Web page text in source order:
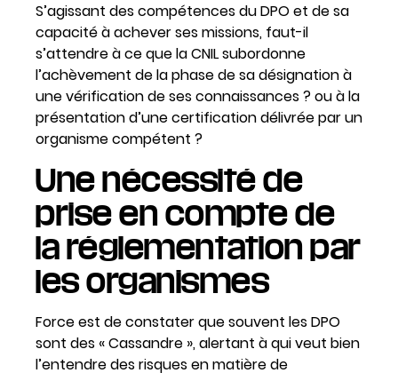
S’agissant des compétences du DPO et de sa
capacité à achever ses missions, faut-il
s’attendre à ce que la CNIL subordonne
l’achèvement de la phase de sa désignation à
une vérification de ses connaissances ? ou à la
présentation d’une certification délivrée par un
organisme compétent ?
Une nécessité de
prise en compte de
la réglementation par
les organismes
Force est de constater que souvent les DPO
sont des « Cassandre », alertant à qui veut bien
l’entendre des risques en matière de